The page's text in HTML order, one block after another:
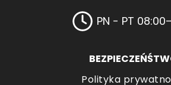
PN - PT
Polityka